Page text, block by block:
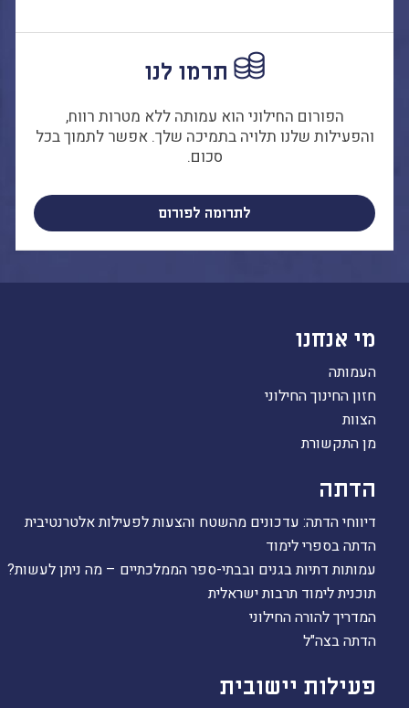
הצוות
הצטרפות והתנדבות
הרשמה לעדכונים
הפורום החילוני
בפייסבוק
תרמו לנו
הפורום החילוני הוא עמותה ללא מטרות רווח,
והפעילות שלנו תלויה בתמיכה שלך. אפשר לתמוך בכל
סכום.
לתרומה לפורום
מי אנחנו
העמותה
חזון החינוך החילוני
הצוות
מן התקשורת
הדתה
דיווחי הדתה: עדכונים מהשטח והצעות לפעילות אלטרנטיבית
הדתה בספרי לימוד
עמותות דתיות בגנים ובבתי-ספר הממלכתיים – מה ניתן לעשות?
תוכנית לימוד תרבות ישראלית
המדריך להורה החילוני
הדתה בצה"ל
פעילות יישובית